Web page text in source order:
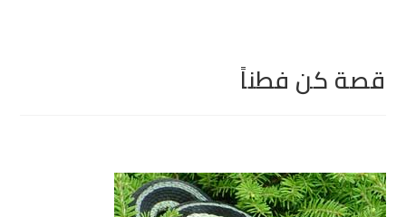
قصة كن فطناً